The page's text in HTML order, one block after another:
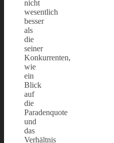
nicht
wesentlich
besser
als
die
seiner
Konkurrenten,
wie
ein
Blick
auf
die
Paradenquote
und
das
Verhältnis